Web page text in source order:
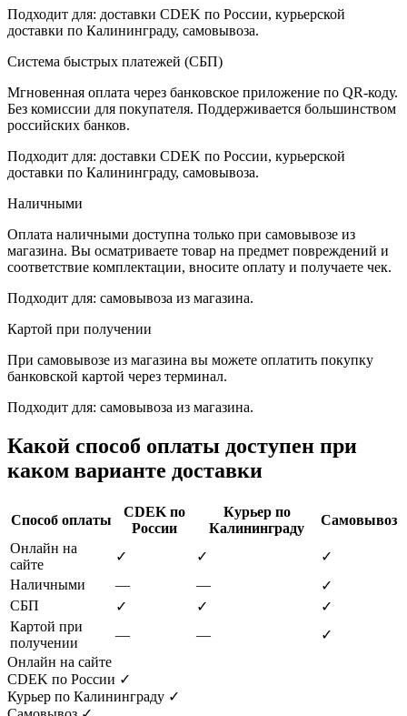
Подходит для: доставки CDEK по России, курьерской
доставки по Калининграду, самовывоза.
Система быстрых платежей (СБП)
Мгновенная оплата через банковское приложение по QR-коду.
Без комиссии для покупателя. Поддерживается большинством
российских банков.
Подходит для: доставки CDEK по России, курьерской
доставки по Калининграду, самовывоза.
Наличными
Оплата наличными доступна только при самовывозе из
магазина. Вы осматриваете товар на предмет повреждений и
соответствие комплектации, вносите оплату и получаете чек.
Подходит для: самовывоза из магазина.
Картой при получении
При самовывозе из магазина вы можете оплатить покупку
банковской картой через терминал.
Подходит для: самовывоза из магазина.
Какой способ оплаты доступен при
каком варианте доставки
Способ оплаты
CDEK по
России
Курьер по
Калининграду
Самовывоз
Онлайн на
сайте
✓ ✓
✓
Наличными
— —
✓
СБП
✓ ✓
✓
Картой при
получении
— —
✓
Онлайн на сайте
CDEK по России ✓
Курьер по Калининграду ✓